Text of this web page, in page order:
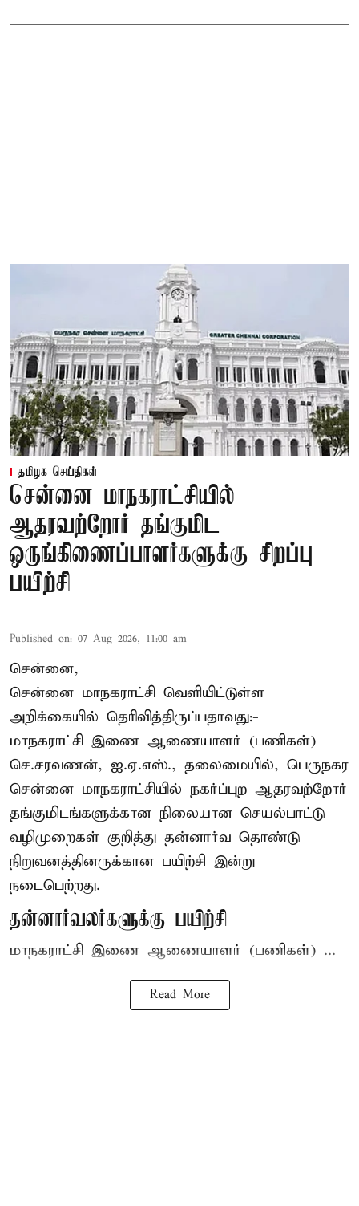
தமிழக செய்திகள்
சென்னை மாநகராட்சியில்
ஆதரவற்றோர் தங்குமிட
ஒருங்கிணைப்பாளர்களுக்கு சிறப்பு
பயிற்சி
Published on: 07 Aug 2026, 11:00 am
சென்னை,
சென்னை மாநகராட்சி வெளியிட்டுள்ள
அறிக்கையில் தெரிவித்திருப்பதாவது:-
மாநகராட்சி இணை ஆணையாளர் (பணிகள்)
செ.சரவணன், ஐ.ஏ.எஸ்., தலைமையில், பெருநகர
சென்னை மாநகராட்சியில் நகர்ப்புற ஆதரவற்றோர்
தங்குமிடங்களுக்கான நிலையான செயல்பாட்டு
வழிமுறைகள் குறித்து தன்னார்வ தொண்டு
நிறுவனத்தினருக்கான பயிற்சி இன்று
நடைபெற்றது.
தன்னார்வலர்களுக்கு பயிற்சி
மாநகராட்சி இணை ஆணையாளர் (பணிகள்) ...
Read More